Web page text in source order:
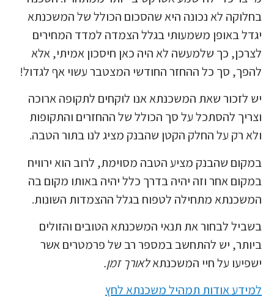
בחלוקה לא נכונה היא שהסכום הכולל של המשכנתא
יגדל באופן משמעותי בגלל הצמדה למדד המחירים
לצרכן, כך שלמעשה לא היה כאן חיסכון אמיתי, אלא
להפך, סך כל ההחזר החודשי המצטבר עשוי אף לגדול!
יש לזכור שאת המשכנתא אנו לוקחים לתקופה ארוכה
וצריך להסתכל על סך הכולל של ההחזרים והתקופות
ולא רק על החלק הקטן שהבנק מציג לנו בתור הטבה.
במקום שהבנק מציע הטבה מסוימת, לרוב הוא ירוויח
במקום אחר וזה יהיה בדרך כלל יהיה באותו מקום בה
המשכנתא מתחילה לטפוח בגלל ההצמדות השונות.
בשביל לבחור את תנאי המשכנתא הטובים והזולים
ביותר, יש להתחשב במספר רב של פרמטרים אשר
ישפיעו על חיי המשכנתאלאורך זמן.
למידע אודות תמהיל משכנתא לחץ